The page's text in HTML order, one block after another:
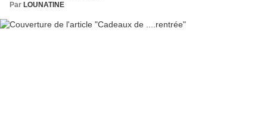
Par LOUNATINE